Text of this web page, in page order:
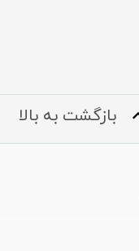
بازگشت به بالا